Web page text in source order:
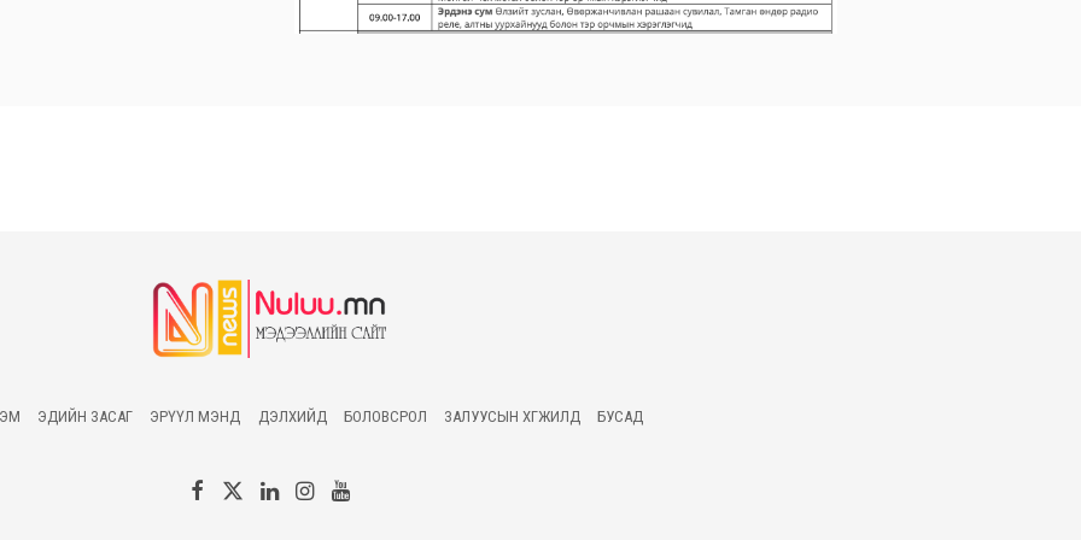
ЭДИЙН ЗАСАГ ЭРҮҮЛ МЭНД ДЭЛХИЙД БОЛОВСРОЛ ЗАЛУУСЫН ХӨГЖИЛД БУСАД